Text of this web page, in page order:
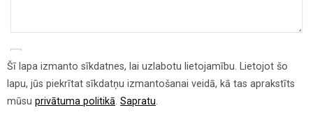
*
Vairāk informācijas meklējiet mūsu privātuma politikā.
Šī lapa izmanto sīkdatnes, lai uzlabotu lietojamību. Lietojot šo
lapu, jūs piekrītat sīkdatņu izmantošanai veidā, kā tas aprakstīts
mūsu privātuma politikā. Sapratu.